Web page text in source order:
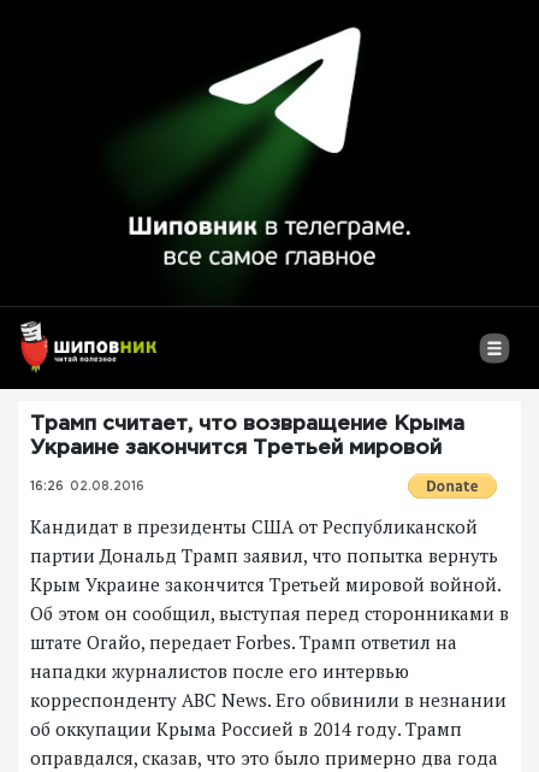
Трамп считает, что возвращение Крыма
Украине закончится Третьей мировой
16:26 02.08.2016
Кандидат в президенты США от Республиканской
партии Дональд Трамп заявил, что попытка вернуть
Крым Украине закончится Третьей мировой войной.
Об этом он сообщил, выступая перед сторонниками в
штате Огайо, передает Forbes. Трамп ответил на
нападки журналистов после его интервью
корреспонденту ABC News. Его обвинили в незнании
об оккупации Крыма Россией в 2014 году. Трамп
оправдался, сказав, что это было примерно два года